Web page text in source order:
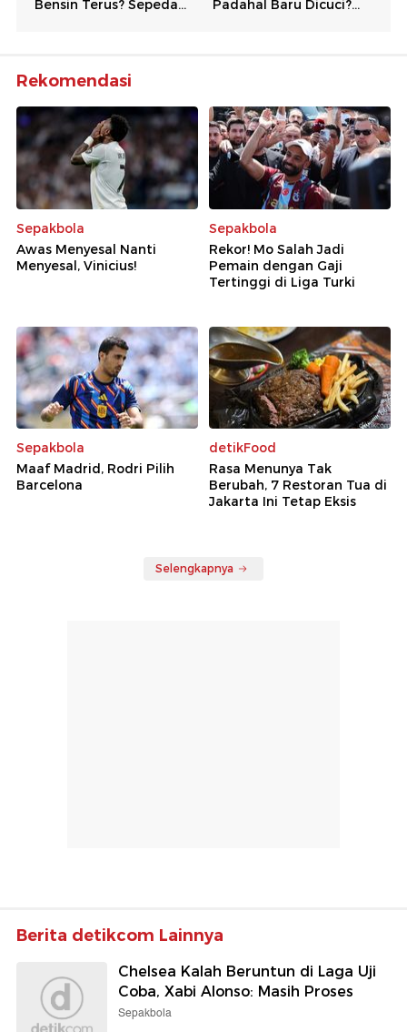
Rekomendasi
Sepakbola
Awas Menyesal Nanti
Menyesal, Vinicius!
Sepakbola
Rekor! Mo Salah Jadi
Pemain dengan Gaji
Tertinggi di Liga Turki
Sepakbola
Maaf Madrid, Rodri Pilih
Barcelona
detikFood
Rasa Menunya Tak
Berubah, 7 Restoran Tua di
Jakarta Ini Tetap Eksis
Selengkapnya
Berita detikcom Lainnya
Chelsea Kalah Beruntun di Laga Uji
Coba, Xabi Alonso: Masih Proses
Sepakbola